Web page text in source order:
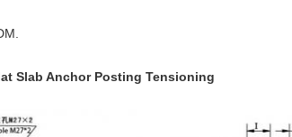
Slab Anchor Posting Tensioning